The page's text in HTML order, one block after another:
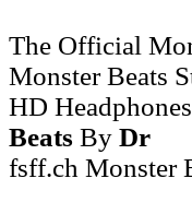
The Official
Monster Beats
HD
Beats By Dr
fsff.ch Monster